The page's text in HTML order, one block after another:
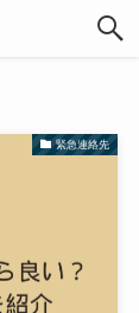
緊急連絡先